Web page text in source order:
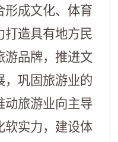
形成文化、体育
打造具有地方民
游品牌，推进文
，巩固旅游业的
动旅游业向主导
软实力，建设体